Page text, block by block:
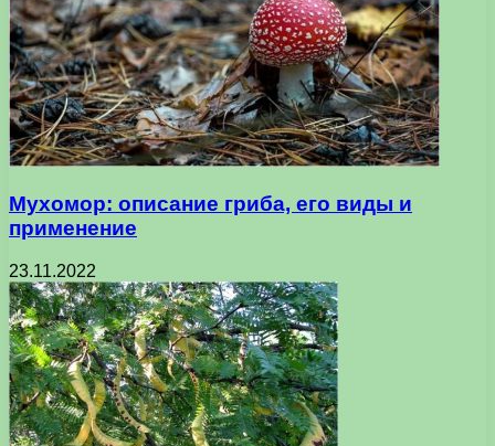
Мухомор: описание гриба, его виды и
применение
23.11.2022